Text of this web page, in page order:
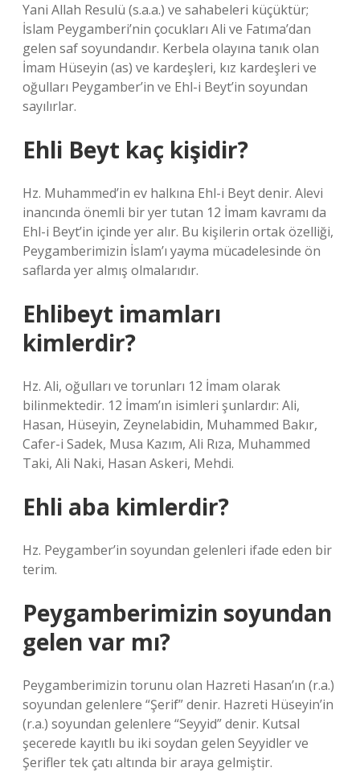
Yani Allah Resulü (s.a.a.) ve sahabeleri küçüktür;
İslam Peygamberi’nin çocukları Ali ve Fatıma’dan
gelen saf soyundandır. Kerbela olayına tanık olan
İmam Hüseyin (as) ve kardeşleri, kız kardeşleri ve
oğulları Peygamber’in ve Ehl-i Beyt’in soyundan
sayılırlar.
Ehli Beyt kaç kişidir?
Hz. Muhammed’in ev halkına Ehl-i Beyt denir. Alevi
inancında önemli bir yer tutan 12 İmam kavramı da
Ehl-i Beyt’in içinde yer alır. Bu kişilerin ortak özelliği,
Peygamberimizin İslam’ı yayma mücadelesinde ön
saflarda yer almış olmalarıdır.
Ehlibeyt imamları
kimlerdir?
Hz. Ali, oğulları ve torunları 12 İmam olarak
bilinmektedir. 12 İmam’ın isimleri şunlardır: Ali,
Hasan, Hüseyin, Zeynelabidin, Muhammed Bakır,
Cafer-i Sadek, Musa Kazım, Ali Rıza, Muhammed
Taki, Ali Naki, Hasan Askeri, Mehdi.
Ehli aba kimlerdir?
Hz. Peygamber’in soyundan gelenleri ifade eden bir
terim.
Peygamberimizin soyundan
gelen var mı?
Peygamberimizin torunu olan Hazreti Hasan’ın (r.a.)
soyundan gelenlere “Şerif” denir. Hazreti Hüseyin’in
(r.a.) soyundan gelenlere “Seyyid” denir. Kutsal
şecerede kayıtlı bu iki soydan gelen Seyyidler ve
Şerifler tek çatı altında bir araya gelmiştir.